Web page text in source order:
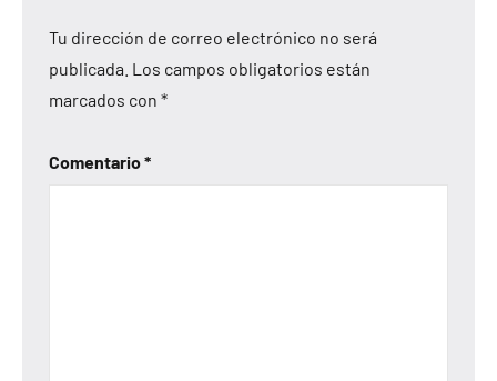
Tu dirección de correo electrónico no será
publicada. Los campos obligatorios están
marcados con *
Comentario*